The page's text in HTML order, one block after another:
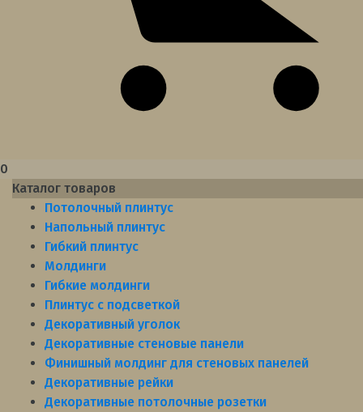
0
Каталог товаров
Потолочный плинтус
Напольный плинтус
Гибкий плинтус
Молдинги
Гибкие молдинги
Плинтус с подсветкой
Декоративный уголок
Декоративные стеновые панели
Финишный молдинг для стеновых панелей
Декоративные рейки
Декоративные потолочные розетки